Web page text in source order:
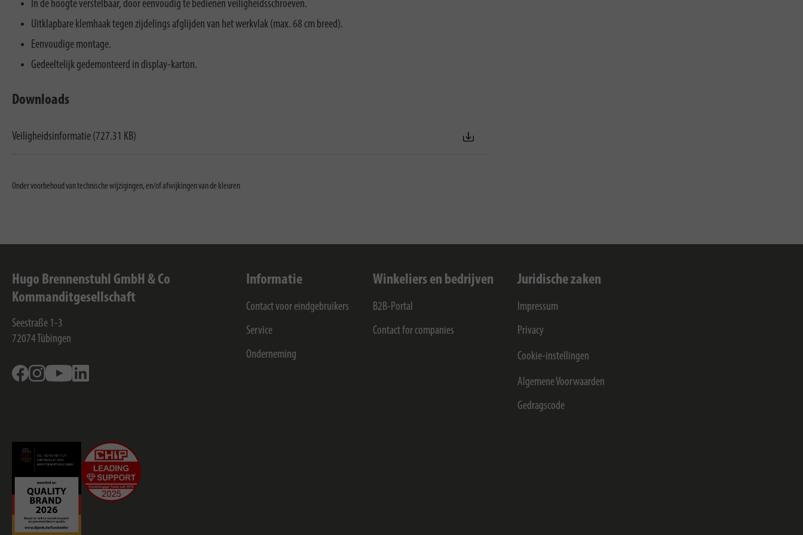
In de hoogte verstelbaar, door eenvoudig te bedienen veiligheidsschroeven.
Uitklapbare klemhaak tegen zijdelings afglijden van het werkvlak (max. 68 cm breed).
Eenvoudige montage.
Gedeeltelijk gedemonteerd in display-karton.
Downloads
Veiligheidsinformatie (727.31 KB)
Onder voorbehoud van technische wijzigingen, en/of afwijkingen van de kleuren
Hugo Brennenstuhl GmbH & Co
Kommanditgesellschaft
Seestraße 1-3
72074 Tübingen
FacebookInstagramYoutube
Informatie
Contact voor eindgebruikers
Service
Onderneming
Winkeliers en bedrijven
B2B-Portal
Contact for companies
Juridische zaken
Impressum
Privacy
Cookie-instellingen
Algemene Voorwaarden
Gedragscode